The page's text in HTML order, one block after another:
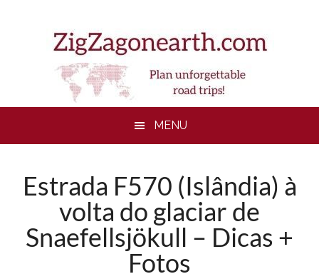
MENU
Estrada F570 (Islândia) à
volta do glaciar de
Snaefellsjökull – Dicas +
Fotos